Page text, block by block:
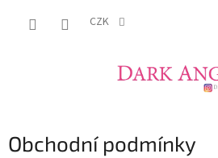
CZK
Obchodní podmínky